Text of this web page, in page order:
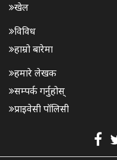
खेल
विविध
हाम्रो बारेमा
हमारे लेखक
सम्पर्क गर्नुहोस्
प्राइवेसी पॉलिसी